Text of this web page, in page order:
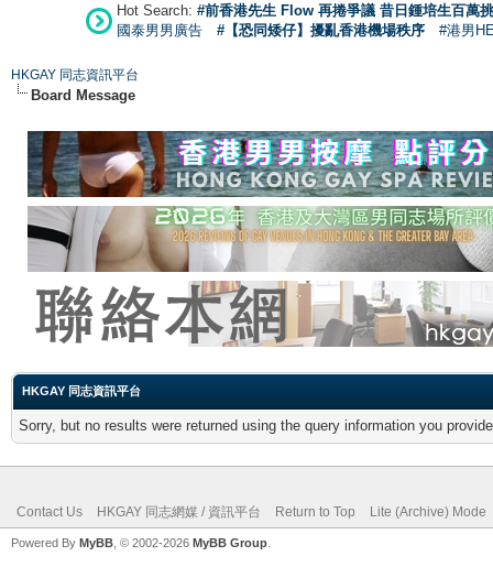
Hot Search: #前香港先生 Flow 再捲爭議 昔日鍾培生百萬
國泰男男廣告
#【恐同矮仔】擾亂香港機場秩序 #港男
HKGAY 同志資訊平台
Board Message
HKGAY 同志資訊平台
Sorry, but no results were returned using the query information you
Contact Us HKGAY 同志網媒 / 資訊平台 Return to Top Lite (Archive) Mode
Powered By MyBB , © 2002-2026 MyBB Group